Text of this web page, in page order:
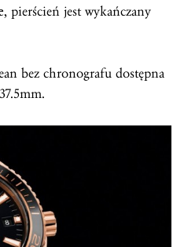
, pierścień jest wykańczany
bez chronografu dostępna